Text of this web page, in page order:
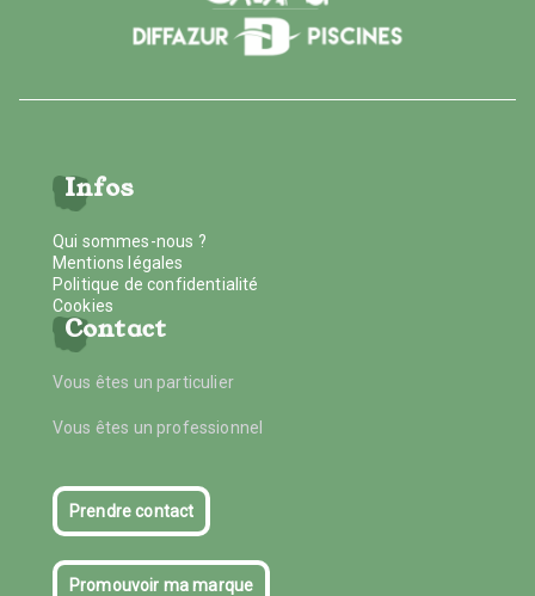
Infos
Qui sommes-nous ?
Mentions légales
Politique de confidentialité
Cookies
Contact
Vous êtes un particulier
Vous êtes un professionnel
Prendre contact
Promouvoir ma marque